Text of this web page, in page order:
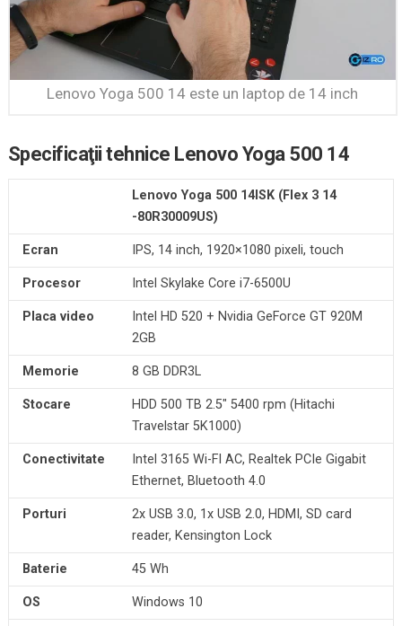
Lenovo Yoga 500 14 este un laptop de 14 inch
Specificaţii tehnice Lenovo Yoga 500 14
Lenovo Yoga 500 14ISK (Flex 3 14
-80R30009US)
Ecran IPS, 14 inch, 1920×1080 pixeli, touch
Procesor Intel Skylake Core i7-6500U
Placa video
Intel HD 520 + Nvidia GeForce GT 920M
2GB
Memorie 8 GB DDR3L
Stocare
HDD 500 TB 2.5″ 5400 rpm (Hitachi
Travelstar 5K1000)
Conectivitate
Intel 3165 Wi-FI AC, Realtek PCIe Gigabit
Ethernet, Bluetooth 4.0
Porturi
2x USB 3.0, 1x USB 2.0, HDMI, SD card
reader, Kensington Lock
Baterie 45 Wh
OS Windows 10